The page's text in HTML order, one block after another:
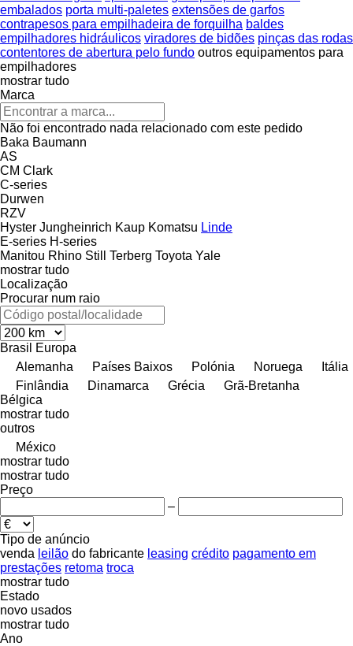
embalados porta multi-paletes extensões de garfos
contrapesos para empilhadeira de forquilha baldes
empilhadores hidráulicos viradores de bidões pinças das rodas
contentores de abertura pelo fundo outros equipamentos para
empilhadores
mostrar tudo
Marca
Não foi encontrado nada relacionado com este pedido
Baka Baumann
AS
CM Clark
C-series
Durwen
RZV
Hyster Jungheinrich Kaup Komatsu Linde
E-series H-series
Manitou Rhino Still Terberg Toyota Yale
mostrar tudo
Localização
Procurar num raio
Brasil
Europa
Alemanha
Países Baixos Polónia Noruega
Itália
Finlândia
Dinamarca Grécia
Grã-Bretanha
Bélgica
mostrar tudo
outros
México
mostrar tudo
mostrar tudo
Preço
–
Tipo de anúncio
venda leilão do fabricante leasing crédito pagamento em
prestações retoma troca
mostrar tudo
Estado
novo usados
mostrar tudo
Ano